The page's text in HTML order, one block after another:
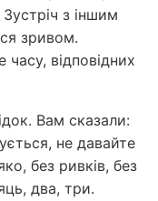
з іншим
зривом.
часу, відповідних
Вам сказали:
не давайте
без ривків, без
два, три.